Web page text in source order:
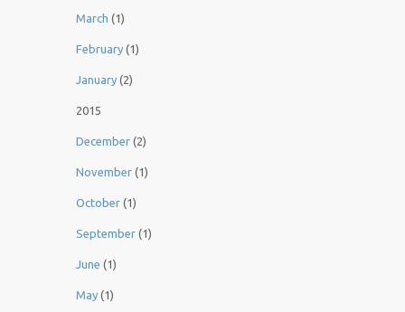
March (1)
February (1)
January (2)
2015
December (2)
November (1)
October (1)
September (1)
June (1)
May (1)